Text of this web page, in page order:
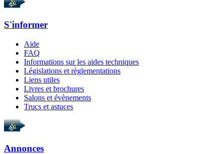
S'informer
Aide
FAQ
Informations sur les aides techniques
Législations et règlementations
Liens utiles
Livres et brochures
Salons et évènements
Trucs et astuces
Annonces